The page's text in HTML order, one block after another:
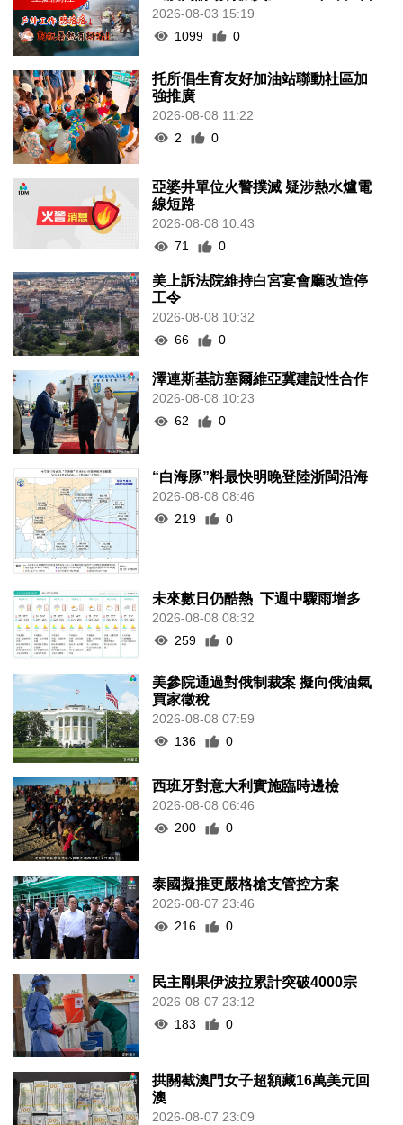
2026-08-03 15:19
1099
0
托所倡生育友好加油站聯動社區加
強推廣
2026-08-08 11:22
2
0
亞婆井單位火警撲滅 疑涉熱水爐電
線短路
2026-08-08 10:43
71
0
美上訴法院維持白宮宴會廳改造停
工令
2026-08-08 10:32
66
0
澤連斯基訪塞爾維亞冀建設性合作
2026-08-08 10:23
62
0
“白海豚”料最快明晚登陸浙閩沿海
2026-08-08 08:46
219
0
未來數日仍酷熱 下週中驟雨增多
2026-08-08 08:32
259
0
美參院通過對俄制裁案 擬向俄油氣
買家徵稅
2026-08-08 07:59
136
0
西班牙對意大利實施臨時邊檢
2026-08-08 06:46
200
0
泰國擬推更嚴格槍支管控方案
2026-08-07 23:46
216
0
民主剛果伊波拉累計突破4000宗
2026-08-07 23:12
183
0
拱關截澳門女子超額藏16萬美元回
澳
2026-08-07 23:09